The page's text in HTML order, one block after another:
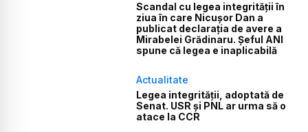
Scandal cu legea integrității în
ziua în care Nicușor Dan a
publicat declarația de avere a
Mirabelei Grădinaru. Șeful ANI
spune că legea e inaplicabilă
Actualitate
Legea integrității, adoptată de
Senat. USR și PNL ar urma să o
atace la CCR